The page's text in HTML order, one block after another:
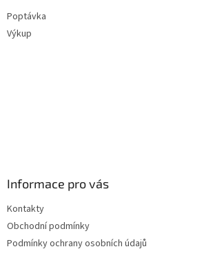
Poptávka
Výkup
Informace pro vás
Kontakty
Obchodní podmínky
Podmínky ochrany osobních údajů